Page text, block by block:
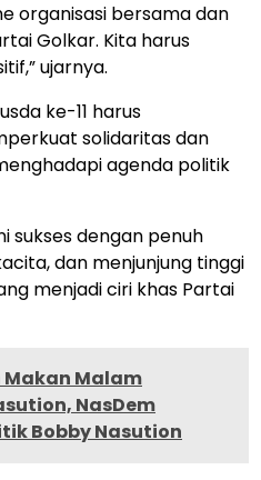
organisasi bersama dan
Golkar. Kita harus
ujarnya.
ke-11 harus
solidaritas dan
agenda politik
sukses dengan penuh
dan menjunjung tinggi
menjadi ciri khas Partai
Malam
NasDem
Bobby Nasution